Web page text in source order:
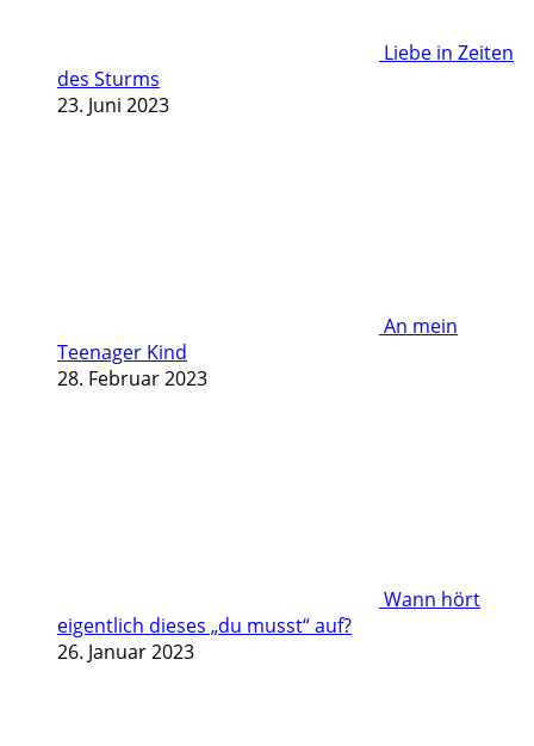
Liebe in Zeiten
des Sturms
23. Juni 2023
An mein
Teenager Kind
28. Februar 2023
Wann hört
eigentlich dieses „du musst“ auf?
26. Januar 2023